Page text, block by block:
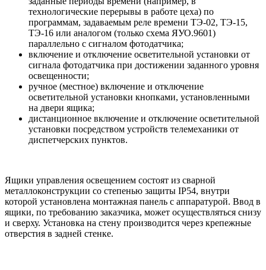
технологические перерывы в работе цеха) по
программам, задаваемым реле времени ТЭ-02, ТЭ-15,
ТЭ-16 или аналогом (только схема ЯУО.9601)
параллельно с сигналом фотодатчика;
включение и отключение осветительной установки от
сигнала фотодатчика при достижении заданного уровня
освещенности;
ручное (местное) включение и отключение
осветительной установки кнопками, установленными
на двери ящика;
дистанционное включение и отключение осветительной
установки посредством устройств телемеханики от
диспетчерских пунктов.
Ящики управления освещением состоят из сварной
металлоконструкции со степенью защиты IP54, внутри
которой установлена монтажная панель с аппаратурой. Ввод в
ящики, по требованию заказчика, может осуществляться снизу
и сверху. Установка на стену производится через крепежные
отверстия в задней стенке.